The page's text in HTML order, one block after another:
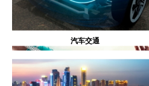
汽车交通